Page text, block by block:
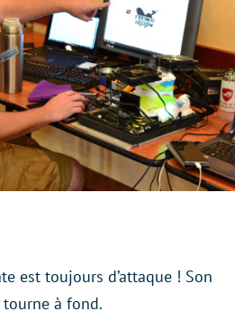
est toujours d’attaque ! Son
tourne à fond.